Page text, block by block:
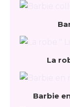
La
Barbie